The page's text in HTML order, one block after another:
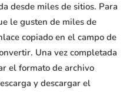
desde miles de sitios. Para
le gusten de miles de
copiado en el campo de
Una vez completada
el formato de archivo
y descargar el